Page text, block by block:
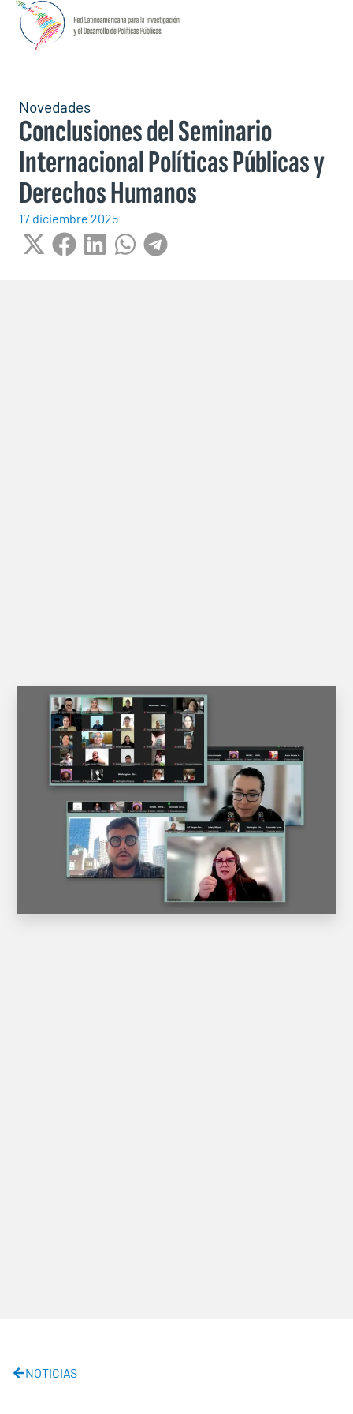
Novedades
Conclusiones del Seminario
Internacional Políticas Públicas y
Derechos Humanos
17 diciembre 2025
NOTICIAS